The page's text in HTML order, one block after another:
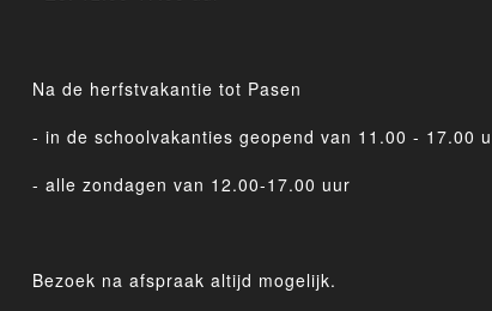
Na de herfstvakantie tot Pasen
- in de schoolvakanties geopend van 11.00 - 17.00
- alle zondagen van 12.00-17.00 uur
Bezoek na afspraak altijd mogelijk.